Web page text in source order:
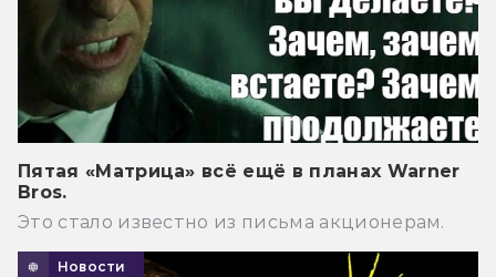
Пятая «Матрица» всё ещё в планах Warner
Bros.
Это стало известно из письма акционерам.
Новости